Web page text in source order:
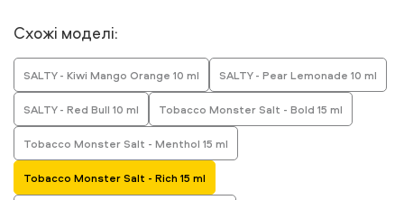
Схожі моделі:
SALTY - Kiwi Mango Orange 10 ml SALTY - Pear Lemonade 10 ml
SALTY - Red Bull 10 ml Tobacco Monster Salt - Bold 15 ml
Tobacco Monster Salt - Menthol 15 ml
Tobacco Monster Salt - Rich 15 ml